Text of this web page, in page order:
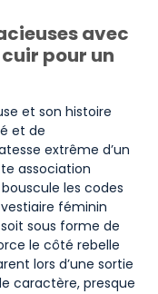
avec
pour un
et son histoire
et de
extrême d’un
association
les codes
féminin
soit sous forme de
le côté rebelle
lors d’une sortie
caractère, presque